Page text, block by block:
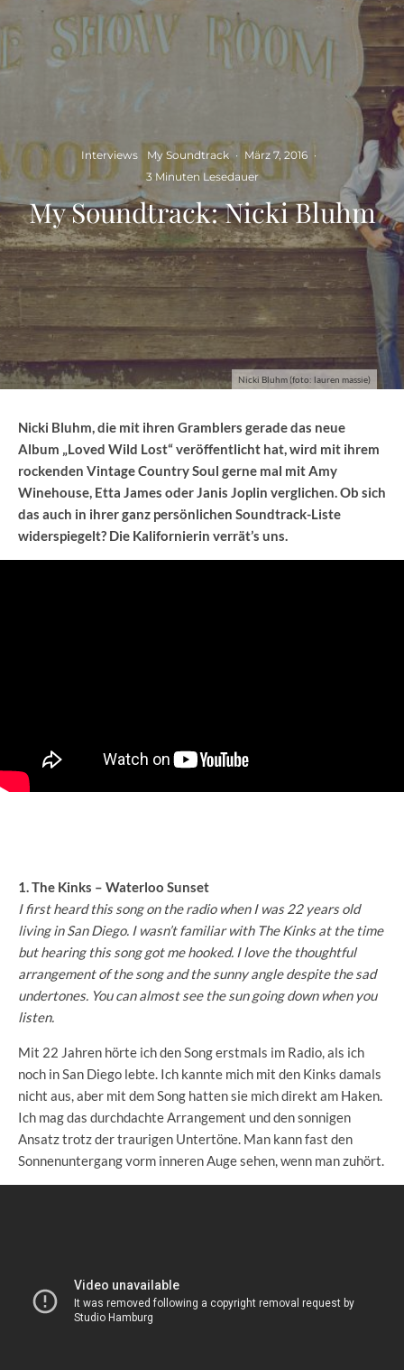
Nicki Bluhm (foto: lauren massie)
Interviews My Soundtrack · März 7, 2016 ·
3 Minuten Lesedauer
My Soundtrack: Nicki Bluhm
Nicki Bluhm, die mit ihren Gramblers gerade das neue
Album „Loved Wild Lost“ veröffentlicht hat, wird mit ihrem
rockenden Vintage Country Soul gerne mal mit Amy
Winehouse, Etta James oder Janis Joplin verglichen. Ob sich
das auch in ihrer ganz persönlichen Soundtrack-Liste
widerspiegelt? Die Kalifornierin verrät’s uns.
1. The Kinks – Waterloo Sunset
I first heard this song on the radio when I was 22 years old
living in San Diego. I wasn’t familiar with The Kinks at the time
but hearing this song got me hooked. I love the thoughtful
arrangement of the song and the sunny angle despite the sad
undertones. You can almost see the sun going down when you
listen.
Mit 22 Jahren hörte ich den Song erstmals im Radio, als ich
noch in San Diego lebte. Ich kannte mich mit den Kinks damals
nicht aus, aber mit dem Song hatten sie mich direkt am Haken.
Ich mag das durchdachte Arrangement und den sonnigen
Ansatz trotz der traurigen Untertöne. Man kann fast den
Sonnenuntergang vorm inneren Auge sehen, wenn man zuhört.